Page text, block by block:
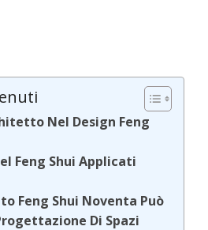
Nel Design Feng
Feng Shui Applicati
Feng Shui Noventa Può
Di Spazi